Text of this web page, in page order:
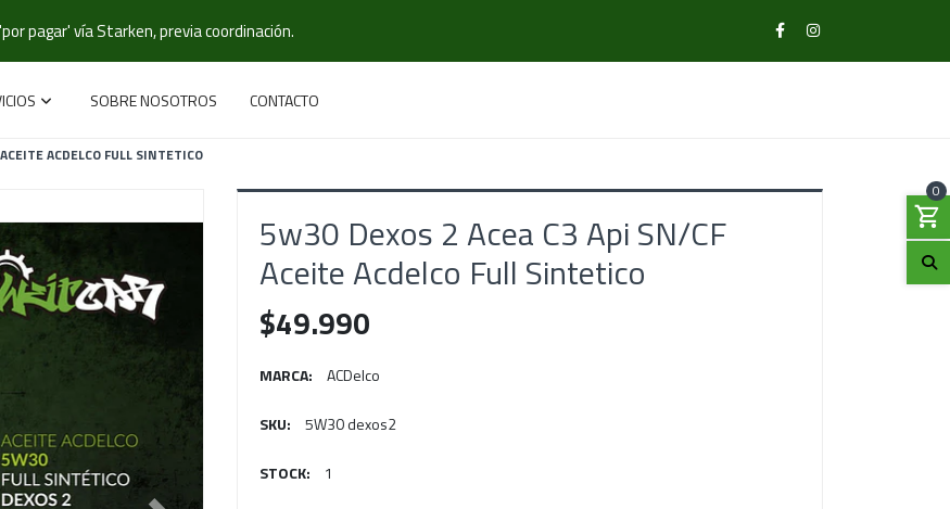
pagar' vía Starken, previa coordinación.
SOBRE NOSOTROS CONTACTO
0
ACDELCO FULL SINTETICO
5w30 Dexos 2 Acea C3 Api SN/CF
Aceite Acdelco Full Sintetico
$49.990
MARCA: ACDelco
SKU: 5W30 dexos2
STOCK: 1